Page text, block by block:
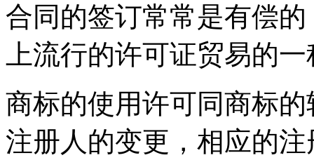
合同的签订常常是有偿
上流行的许可证贸易的
商标的使用许可同商标
注册人的变更，相应的